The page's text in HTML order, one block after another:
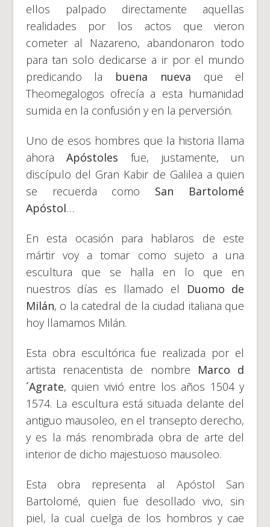
ellos palpado directamente aquellas
realidades por los actos que vieron
cometer al Nazareno, abandonaron todo
para tan solo dedicarse a ir por el mundo
predicando la buena nueva que el
Theomegalogos ofrecía a esta humanidad
sumida en la confusión y en la perversión.
Uno de esos hombres que la historia llama
ahoraApóstoles fue, justamente, un
discípulo del Gran Kabir de Galilea a quien
se recuerda como San Bartolomé
Apóstol…
En esta ocasión para hablaros de este
mártir voy a tomar como sujeto a una
escultura que se halla en lo que en
nuestros días es llamado el Duomo de
Milán, o la catedral de la ciudad italiana que
hoy llamamos Milán.
Esta obra escultórica fue realizada por el
artista renacentista de nombre Marco d
´Agrate, quien vivió entre los años 1504 y
1574. La escultura está situada delante del
antiguo mausoleo, en el transepto derecho,
y es la más renombrada obra de arte del
interior de dicho majestuoso mausoleo.
Esta obra representa al Apóstol San
Bartolomé, quien fue desollado vivo, sin
piel, la cual cuelga de los hombros y cae